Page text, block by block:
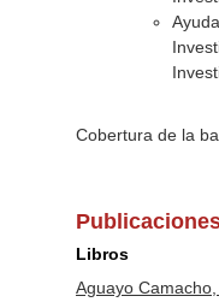
Cobertura de la
Libros
Aguayo